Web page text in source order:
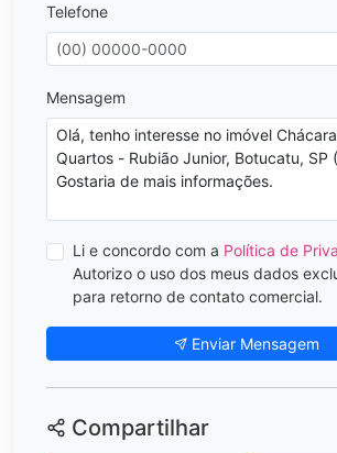
Telefone
Mensagem
Li e concordo com a Política de
Autorizo o uso dos meus dados
para retorno de contato comercial.
Enviar Mensagem
Compartilhar